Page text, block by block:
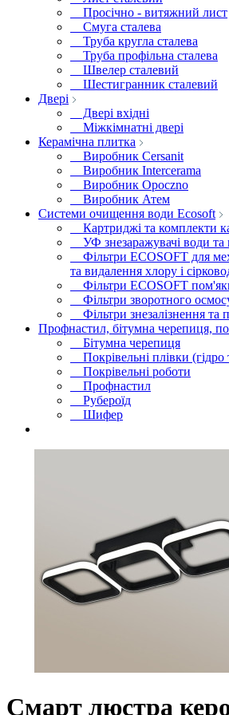
Просічно - витяжний лист
Смуга сталева
Труба кругла сталева
Труба профільна сталева
Швелер сталевий
Шестигранник сталевий
Двері
Двері вхідні
Міжкімнатні двері
Керамічна плитка
Виробник Cersanit
Виробник Intercerama
Виробник Opoczno
Виробник Атем
Системи очищення води Ecosoft
Картриджі та комплекти
УФ знезаражувачі води та
Фільтри ECOSOFT для
та видалення хлору і
Фільтри ECOSOFT
Фільтри зворотного
Фільтри знезалізнення та
Профнастил, бітумна черепиця,
Бітумна черепиця
Покрівельні плівки (гідро
Покрівельні роботи
Профнастил
Рубероїд
Шифер
Смарт люстра